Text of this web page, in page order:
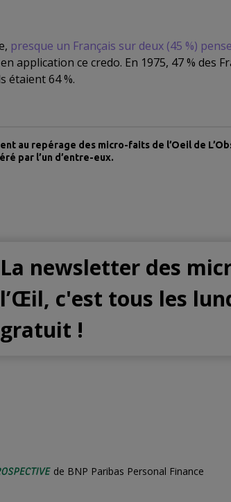
presque un Français sur deux (45 %)
application ce credo. En 1975, 47 % des
étaient 64 %.
au repérage des micro-faits de l’Oeil de
par l’un d’entre-eux.
La newsletter des
l’Œil, c'est tous les
gratuit !
de BNP Paribas Personal Finance